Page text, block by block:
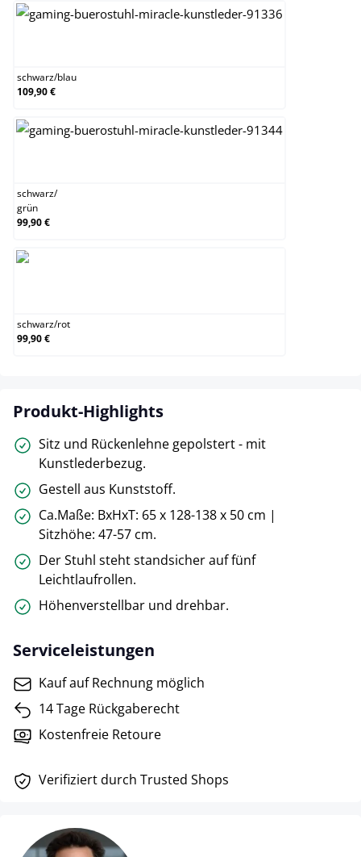
schwarz/blau
109,90 €
schwarz/
grün
99,90 €
schwarz/rot
99,90 €
Produkt-Highlights
Sitz und Rückenlehne gepolstert - mit
Kunstlederbezug.
Gestell aus Kunststoff.
Ca.Maße: BxHxT: 65 x 128-138 x 50 cm |
Sitzhöhe: 47-57 cm.
Der Stuhl steht standsicher auf fünf
Leichtlaufrollen.
Höhenverstellbar und drehbar.
Serviceleistungen
Kauf auf Rechnung möglich
14 Tage Rückgaberecht
Kostenfreie Retoure
Verifiziert durch Trusted Shops